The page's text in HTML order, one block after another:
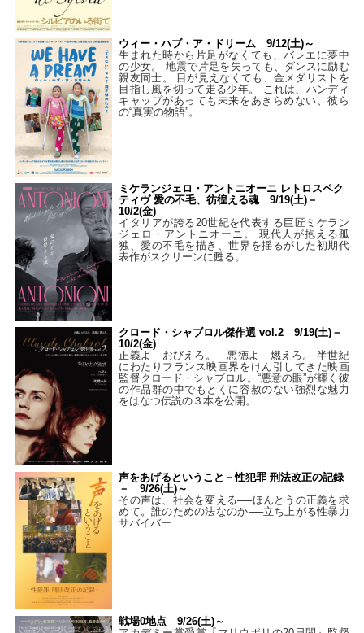
ウィー・ハブ・ア・ドリーム 9/12(土)～
生まれた時から片足がなくても、バレエに夢中
の少女。 地震で片足を失っても、ダンスに励む
親友同士。 目が見えなくても、金メダリストを
目指し風を切って走る少年。 これは、ハンディ
キャップがあっても未来をあきらめない、彼ら
の“真実の物語”。
ミケランジェロ・アントニオーニ レトロスペク
ティヴ 愛の不毛、彷徨える魂 9/19(土)－
10/2(金)
イタリアが誇る20世紀を代表する巨匠ミケラン
ジェロ・アントニオーニ。 現代人が抱える孤
独、愛の不毛を描き、世界を揺るがした初期代
表作がスクリーンに甦る。
クロード・シャブロル傑作選 vol.2 9/19(土)－
10/2(金)
正義よ おびえろ。 悪徳よ 燃えろ。 半世紀
にわたりフランス映画界をけん引してきた映画
監督クロード・シャブロル。“悪意の眼”が輝く彼
の作品群の中でもとくに容赦のない強烈な魅力
をはなつ伝説の３本を公開。
声をあげるということ－性犯罪 刑法改正の記録
－ 9/26(土)～
その声は、社会を変える──ほんとうの正義を求
めて。誰のための法なのか──立ち上がる性暴力
サバイバー
戦場0地点 9/26(土)～